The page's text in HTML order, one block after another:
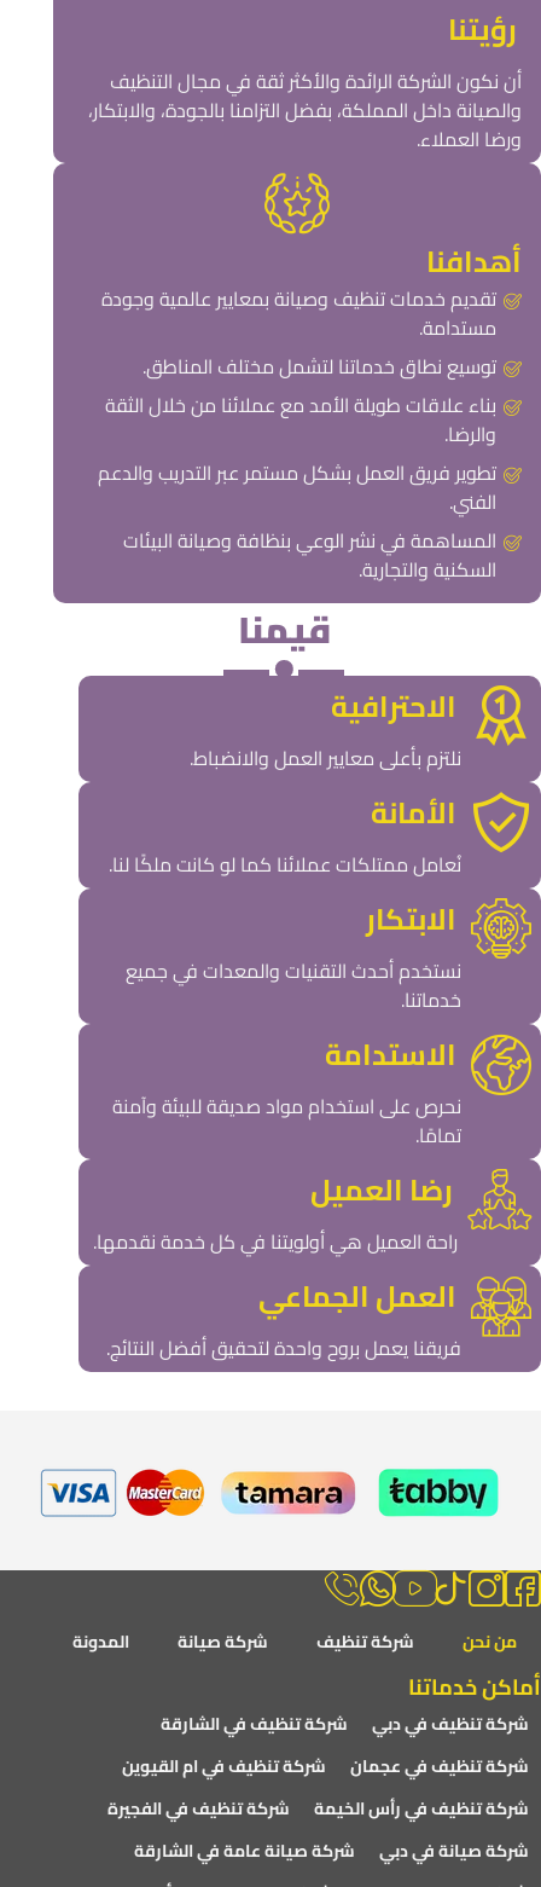
رؤيتنا
أن نكون الشركة الرائدة والأكثر ثقة في مجال التنظيف
والصيانة داخل المملكة، بفضل التزامنا بالجودة، والابتكار،
ورضا العملاء.
أهدافنا
تقديم خدمات تنظيف وصيانة بمعايير عالمية وجودة
مستدامة.
توسيع نطاق خدماتنا لتشمل مختلف المناطق.
بناء علاقات طويلة الأمد مع عملائنا من خلال الثقة
والرضا.
تطوير فريق العمل بشكل مستمر عبر التدريب والدعم
الفني.
المساهمة في نشر الوعي بنظافة وصيانة البيئات
السكنية والتجارية.
قيمنا
الاحترافية
نلتزم بأعلى معايير العمل والانضباط.
الأمانة
نُعامل ممتلكات عملائنا كما لو كانت ملكًا لنا.
الابتكار
نستخدم أحدث التقنيات والمعدات في جميع
خدماتنا.
الاستدامة
نحرص على استخدام مواد صديقة للبيئة وآمنة
تمامًا.
رضا العميل
راحة العميل هي أولويتنا في كل خدمة نقدمها.
العمل الجماعي
فريقنا يعمل بروح واحدة لتحقيق أفضل النتائج.
من نحن شركة تنظيف شركة صيانة المدونة
أماكن خدماتنا
شركة تنظيف في دبي
شركة تنظيف في الشارقة
شركة تنظيف في عجمان
شركة تنظيف في ام القيوين
شركة تنظيف في رأس الخيمة
شركة تنظيف في الفجيرة
شركة صيانة في دبي
شركة صيانة عامة في الشارقة